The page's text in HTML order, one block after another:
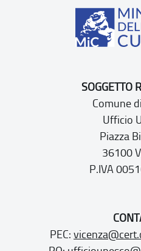
SOGGETTO
Comune
Ufficio
Piazza
36100
P.IVA
PEC: